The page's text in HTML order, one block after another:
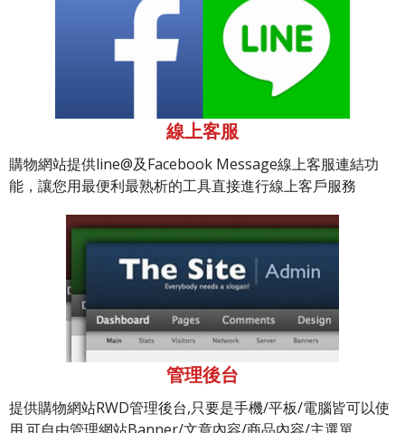
線上客服
購物網站提供line@及Facebook Message線上客服連結功
能，讓您用最便利最熟析的工具直接進行線上客戶服務
管理後台
提供購物網站RWD管理後台,只要是手機/平板/電腦皆可以使